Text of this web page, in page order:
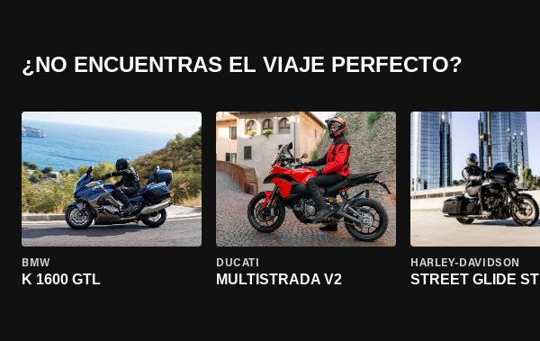
¿NO ENCUENTRAS EL VIAJE PERFECTO?
BMW
K 1600 GTL
DUCATI
MULTISTRADA V2
HARLEY-DAVIDSON
STREET GLIDE ST